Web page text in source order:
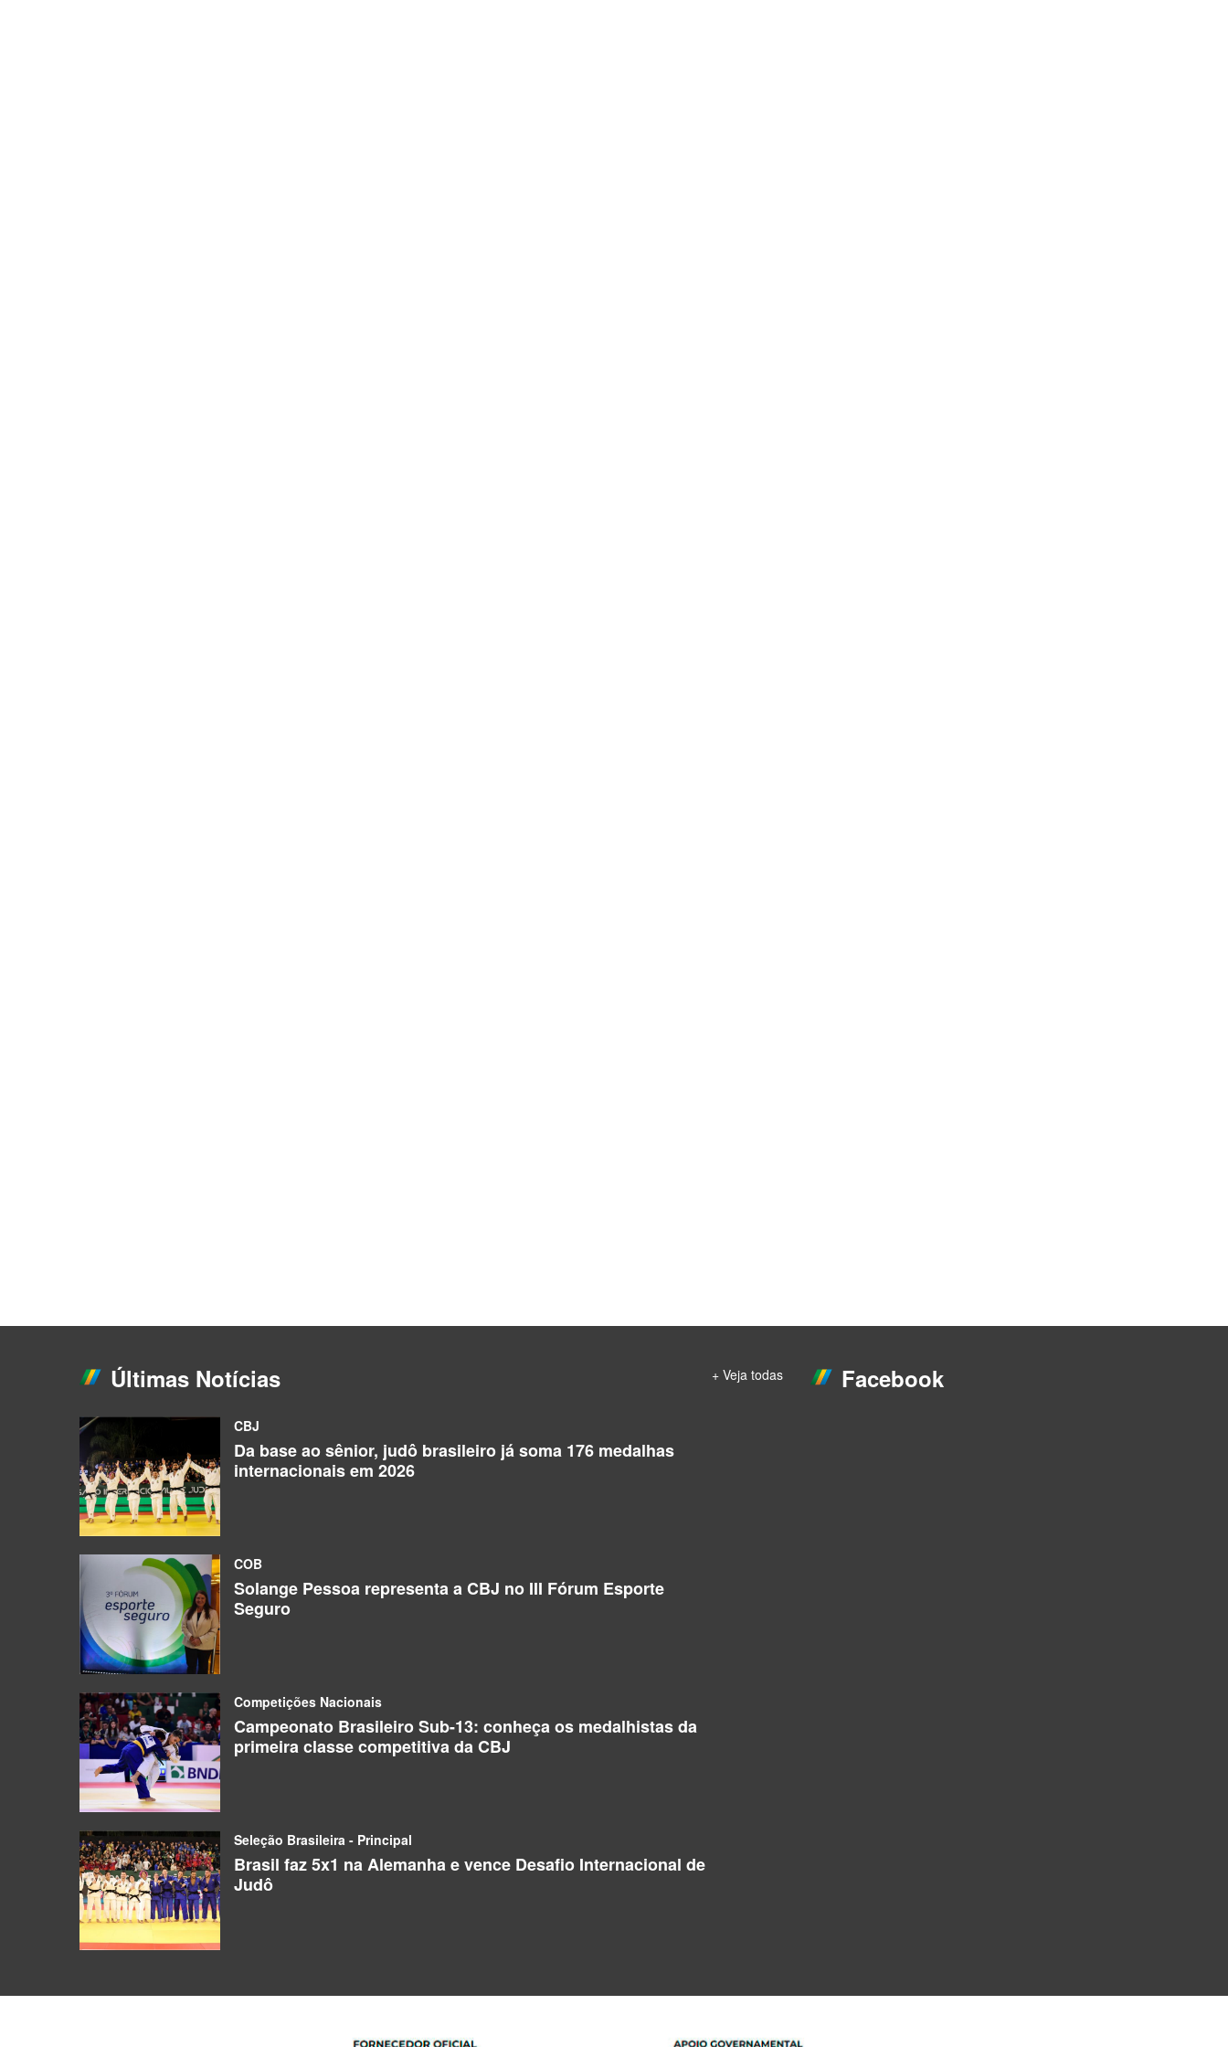
Últimas Notícias + Veja todas
CBJ
Da base ao sênior, judô brasileiro já soma 176 medalhas
internacionais em 2026
COB
Solange Pessoa representa a CBJ no III Fórum Esporte
Seguro
Competições Nacionais
Campeonato Brasileiro Sub-13: conheça os medalhistas da
primeira classe competitiva da CBJ
Seleção Brasileira - Principal
Brasil faz 5x1 na Alemanha e vence Desafio Internacional de
Judô
Facebook